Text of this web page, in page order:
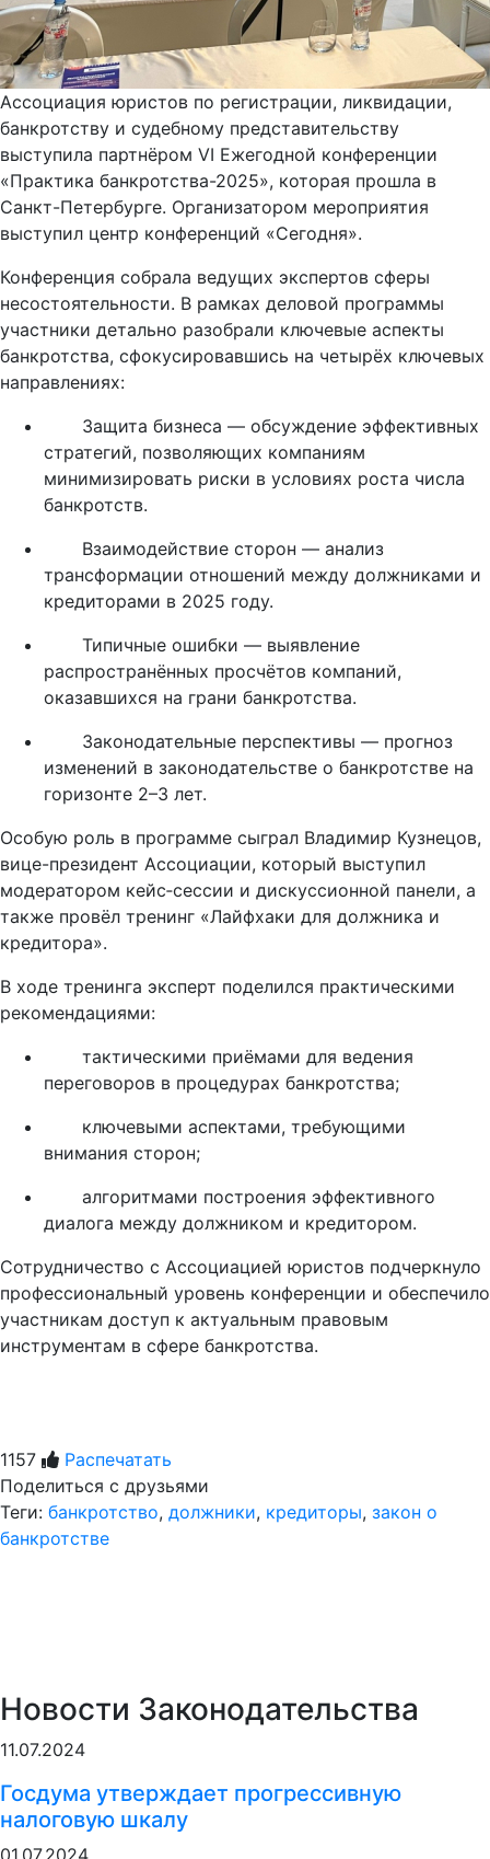
Ассоциация юристов по регистрации, ликвидации,
банкротству и судебному представительству
выступила партнёром VI Ежегодной конференции
«Практика банкротства-2025», которая прошла в
Санкт-Петербурге. Организатором мероприятия
выступил центр конференций «Сегодня».
Конференция собрала ведущих экспертов сферы
несостоятельности. В рамках деловой программы
участники детально разобрали ключевые аспекты
банкротства, сфокусировавшись на четырёх ключевых
направлениях:
Защита бизнеса — обсуждение эффективных
стратегий, позволяющих компаниям
минимизировать риски в условиях роста числа
банкротств.
Взаимодействие сторон — анализ
трансформации отношений между должниками и
кредиторами в 2025 году.
Типичные ошибки — выявление
распространённых просчётов компаний,
оказавшихся на грани банкротства.
Законодательные перспективы — прогноз
изменений в законодательстве о банкротстве на
горизонте 2–3 лет.
Особую роль в программе сыграл Владимир Кузнецов,
вице-президент Ассоциации, который выступил
модератором кейс‑сессии и дискуссионной панели, а
также провёл тренинг «Лайфхаки для должника и
кредитора».
В ходе тренинга эксперт поделился практическими
рекомендациями:
тактическими приёмами для ведения
переговоров в процедурах банкротства;
ключевыми аспектами, требующими
внимания сторон;
алгоритмами построения эффективного
диалога между должником и кредитором.
Сотрудничество с Ассоциацией юристов подчеркнуло
профессиональный уровень конференции и обеспечило
участникам доступ к актуальным правовым
инструментам в сфере банкротства.
1157
Распечатать
Поделиться с друзьями
Теги: банкротство, должники, кредиторы, закон о
банкротстве
Новости Законодательства
11.07.2024
Госдума утверждает прогрессивную
налоговую шкалу
01.07.2024